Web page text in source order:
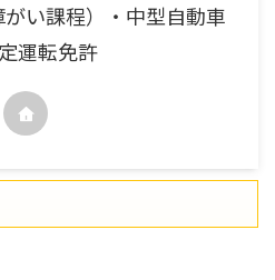
がい課程）・中型自動車
運転免許